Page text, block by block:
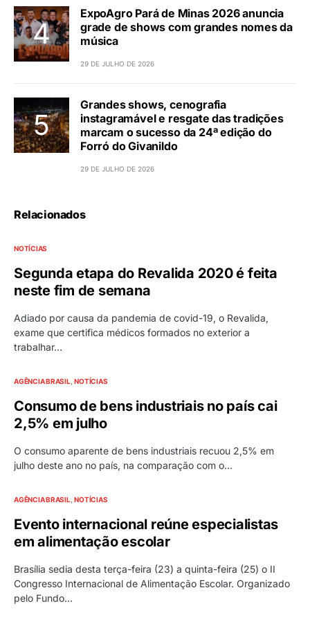
ExpoAgro Pará de Minas 2026 anuncia
grade de shows com grandes nomes da
música
29 DE JULHO DE 2026
Grandes shows, cenografia
instagramável e resgate das tradições
marcam o sucesso da 24ª edição do
Forró do Givanildo
29 DE JULHO DE 2026
Relacionados
NOTÍCIAS
Segunda etapa do Revalida 2020 é feita
neste fim de semana
Adiado por causa da pandemia de covid-19, o Revalida,
exame que certifica médicos formados no exterior a
trabalhar…
AGÊNCIA BRASIL NOTÍCIAS
Consumo de bens industriais no país cai
2,5% em julho
O consumo aparente de bens industriais recuou 2,5% em
julho deste ano no país, na comparação com o…
AGÊNCIA BRASIL NOTÍCIAS
Evento internacional reúne especialistas
em alimentação escolar
Brasília sedia desta terça-feira (23) a quinta-feira (25) o II
Congresso Internacional de Alimentação Escolar. Organizado
pelo Fundo…